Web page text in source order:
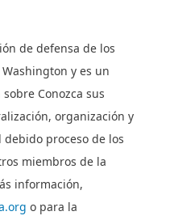
de defensa de los
y es un
Conozca sus
organización y
proceso de los
miembros de la
información,
o para la